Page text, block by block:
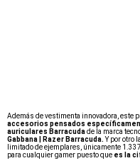
Además de vestimenta innovadora, este
accesorios pensados
auriculares Barracudade la marca
Gabbana | Razer Barracuda.Y por otro
limitado de ejemplares, únicamente
para cualquier gamer puesto que es la